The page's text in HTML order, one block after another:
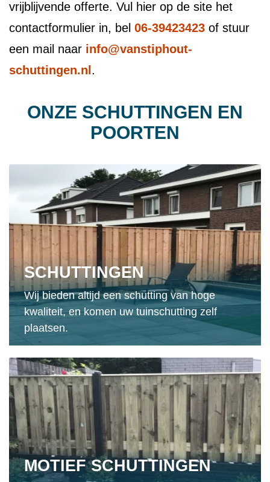
vrijblijvende offerte. Vul hier op de site het
contactformulier in, bel 06-39423423 of stuur
een mail naar info@vanstiphout-
schuttingen.nl .
ONZE SCHUTTINGEN EN
POORTEN
SCHUTTINGEN
Wij bieden altijd een schutting van hoge
kwaliteit, en komen uw tuinschutting zelf
plaatsen.
MOTIEF SCHUTTINGEN